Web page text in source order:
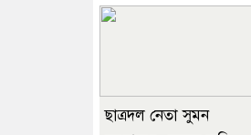
ছাত্রদল নেতা সুমন